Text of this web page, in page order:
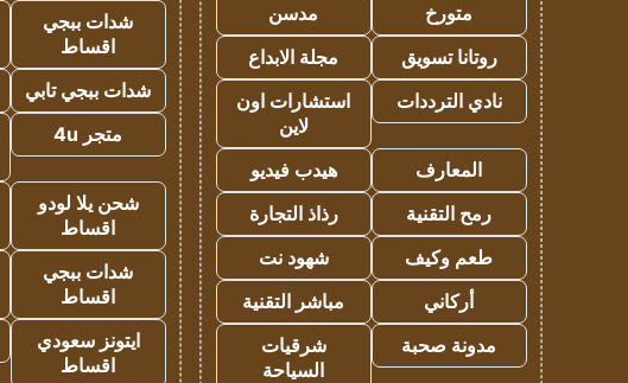
متورخ
مدسن
روتانا تسويق
مجلة الابداع
نادي الترددات
استشارات اون
لاين
المعارف
هيدب فيديو
رمح التقنية
رذاذ التجارة
طعم وكيف
شهود نت
أركاني
مباشر التقنية
مدونة صحبة
شرقيات
السياحة
شدات ببجي
اقساط
شدات ببجي تابي
متجر 4u
شحن يلا لودو
اقساط
شدات ببجي
اقساط
ايتونز سعودي
اقساط